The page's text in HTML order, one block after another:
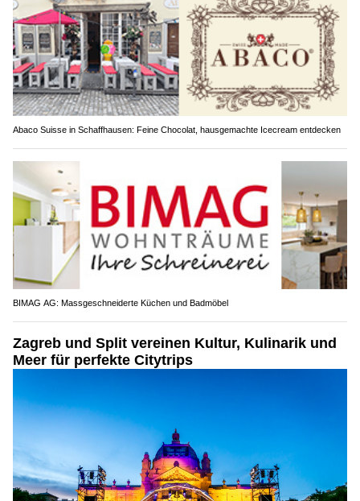
Abaco Suisse in Schaffhausen: Feine Chocolat, hausgemachte Icecream entdecken
BIMAG AG: Massgeschneiderte Küchen und Badmöbel
Zagreb und Split vereinen Kultur, Kulinarik und
Meer für perfekte Citytrips